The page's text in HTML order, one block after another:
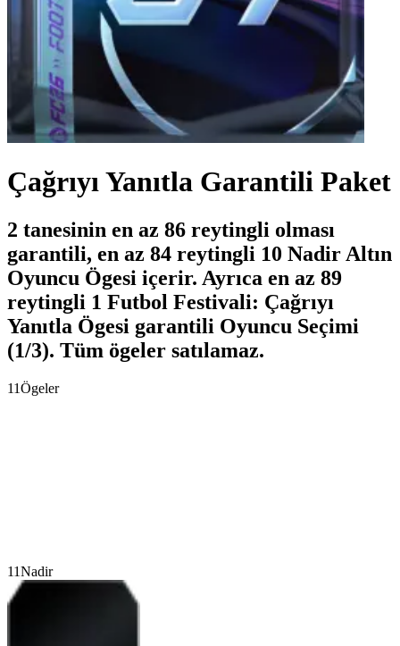
Çağrıyı Yanıtla Garantili Paket
2 tanesinin en az 86 reytingli olması
garantili, en az 84 reytingli 10 Nadir Altın
Oyuncu Ögesi içerir. Ayrıca en az 89
reytingli 1 Futbol Festivali: Çağrıyı
Yanıtla Ögesi garantili Oyuncu Seçimi
(1/3). Tüm ögeler satılamaz.
11Ögeler
11Nadir